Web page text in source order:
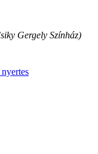
Gergely Színház)